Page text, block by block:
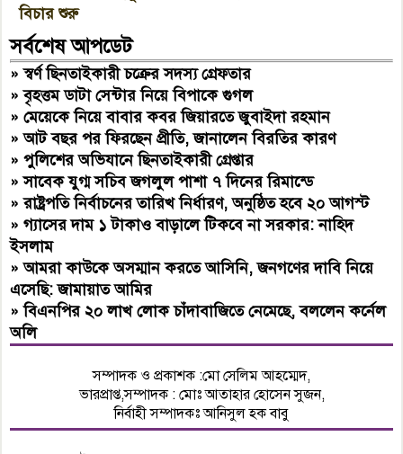
বিচার শুরু
সর্বশেষ আপডেট
»স্বর্ণ ছিনতাইকারী চক্রের সদস্য গ্রেফতার
»বৃহত্তম ডাটা সেন্টার নিয়ে বিপাকে গুগল
»মেয়েকে নিয়ে বাবার কবর জিয়ারতে জুবাইদা রহমান
»আট বছর পর ফিরছেন প্রীতি, জানালেন বিরতির কারণ
»পুলিশের অভিযানে ছিনতাইকারী গ্রেপ্তার
»সাবেক যুগ্ম সচিব জগলুল পাশা ৭ দিনের রিমান্ডে
»রাষ্ট্রপতি নির্বাচনের তারিখ নির্ধারণ, অনুষ্ঠিত হবে ২০ আগস্ট
»গ্যাসের দাম ১ টাকাও বাড়ালে টিকবে না সরকার: নাহিদ
ইসলাম
»আমরা কাউকে অসম্মান করতে আসিনি, জনগণের দাবি নিয়ে
এসেছি: জামায়াত আমির
»বিএনপির ২০ লাখ লোক চাঁদাবাজিতে নেমেছে, বললেন কর্নেল
অলি
সম্পাদক ও প্রকাশক :মো সেলিম আহম্মেদ,
ভারপ্রাপ্ত,সম্পাদক : মোঃ আতাহার হোসেন সুজন,
নির্বাহী সম্পাদকঃ আনিসুল হক বাবু